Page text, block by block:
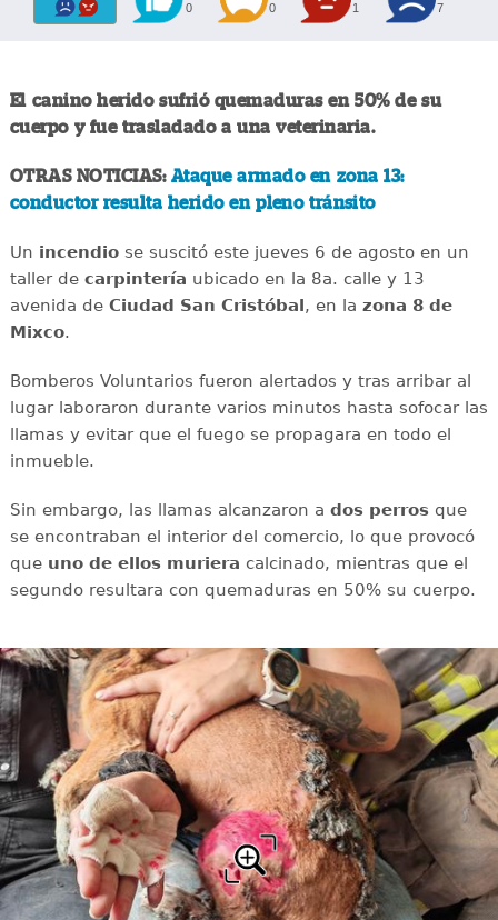
0 0 1 7
El canino herido sufrió quemaduras en 50% de su
cuerpo y fue trasladado a una veterinaria.
OTRAS NOTICIAS: Ataque armado en zona 13:
conductor resulta herido en pleno tránsito
Un incendiose suscitó este jueves 6 de agosto en un
taller de carpintería ubicado en la 8a. calle y 13
avenida de Ciudad San Cristóbal, en la zona 8 de
Mixco.
Bomberos Voluntarios fueron alertados y tras arribar al
lugar laboraron durante varios minutos hasta sofocar las
llamas y evitar que el fuego se propagara en todo el
inmueble.
Sin embargo, las llamas alcanzaron a dos perrosque
se encontraban el interior del comercio, lo que provocó
que uno de ellos muriera calcinado, mientras que el
segundo resultara con quemaduras en 50% su cuerpo.